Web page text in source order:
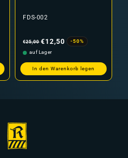
FDS-002
Preis
€25,00 €12,50
-50%
auf Lager
In den Warenkorb legen